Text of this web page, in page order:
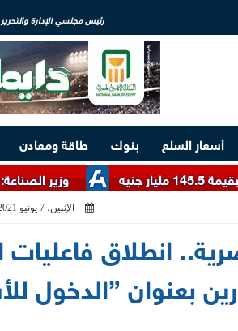
رئيس مجلسي الإدارة والتحرير
أسعار السلع بنوك طاقة ومعادن
وزير الصناعة: الرؤية
الإثنين، 7 يونيو 2021
مصرية.. انطلاق
بعنوان ”الدخول